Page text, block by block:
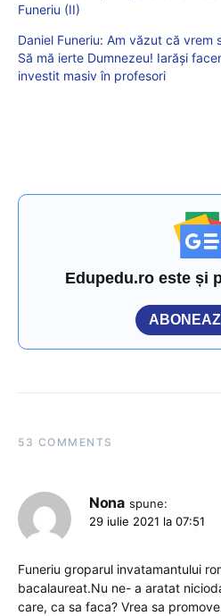
Funeriu (II)
Daniel Funeriu: Am văzut că vrem
Să mă ierte Dumnezeu! Iarăși
investit masiv în profesori
Edupedu.ro este și
53 COMMENTS
Nona spune:
29 iulie 2021 la 07:51
Funeriu groparul invatamantului
bacalaureat.Nu ne- a aratat
care, ca sa faca? Vrea sa